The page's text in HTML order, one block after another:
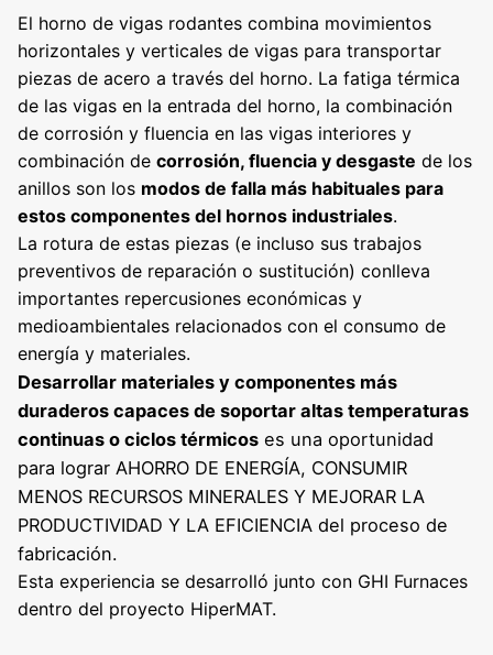
El horno de vigas rodantes combina movimientos
horizontales y verticales de vigas para transportar
piezas de acero a través del horno. La fatiga térmica
de las vigas en la entrada del horno, la combinación
de corrosión y fluencia en las vigas interiores y
combinación de corrosión, fluencia y desgaste de los
anillos son los modos de falla más habituales para
estos componentes del hornos industriales.
La rotura de estas piezas (e incluso sus trabajos
preventivos de reparación o sustitución) conlleva
importantes repercusiones económicas y
medioambientales relacionados con el consumo de
energía y materiales.
Desarrollar materiales y componentes más
duraderos capaces de soportar altas temperaturas
continuas o ciclos térmicos es una oportunidad
para lograr AHORRO DE ENERGÍA, CONSUMIR
MENOS RECURSOS MINERALES Y MEJORAR LA
PRODUCTIVIDAD Y LA EFICIENCIA del proceso de
fabricación.
Esta experiencia se desarrolló junto con GHI Furnaces
dentro del proyecto HiperMAT.